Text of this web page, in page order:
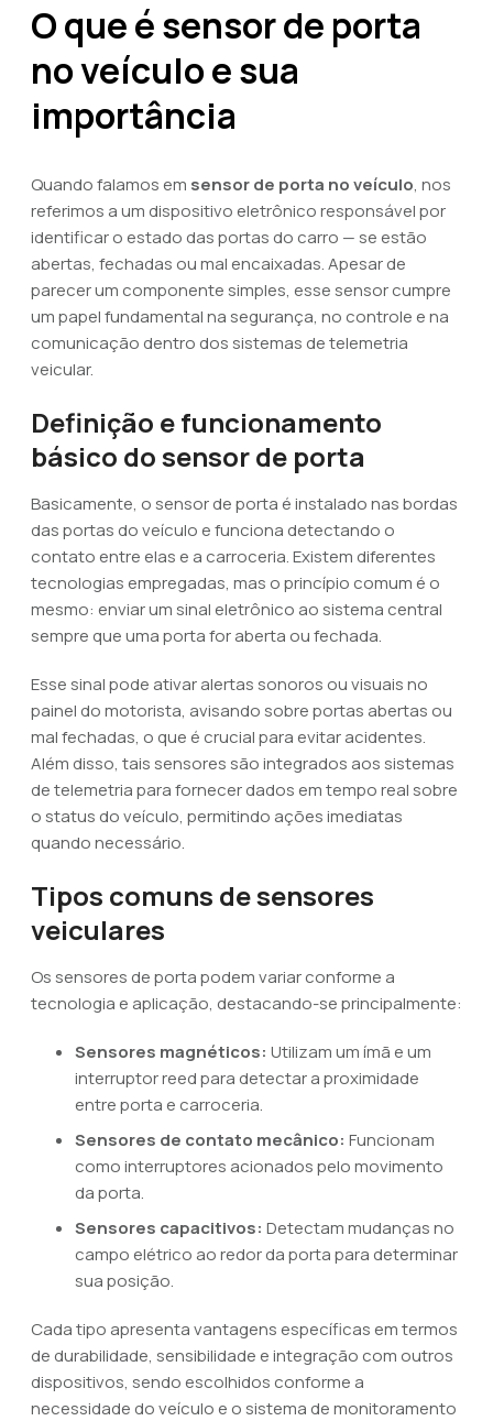
O que é sensor de porta
no veículo e sua
importância
Quando falamos em sensor de porta no veículo, nos
referimos a um dispositivo eletrônico responsável por
identificar o estado das portas do carro — se estão
abertas, fechadas ou mal encaixadas. Apesar de
parecer um componente simples, esse sensor cumpre
um papel fundamental na segurança, no controle e na
comunicação dentro dos sistemas de telemetria
veicular.
Definição e funcionamento
básico do sensor de porta
Basicamente, o sensor de porta é instalado nas bordas
das portas do veículo e funciona detectando o
contato entre elas e a carroceria. Existem diferentes
tecnologias empregadas, mas o princípio comum é o
mesmo: enviar um sinal eletrônico ao sistema central
sempre que uma porta for aberta ou fechada.
Esse sinal pode ativar alertas sonoros ou visuais no
painel do motorista, avisando sobre portas abertas ou
mal fechadas, o que é crucial para evitar acidentes.
Além disso, tais sensores são integrados aos sistemas
de telemetria para fornecer dados em tempo real sobre
o status do veículo, permitindo ações imediatas
quando necessário.
Tipos comuns de sensores
veiculares
Os sensores de porta podem variar conforme a
tecnologia e aplicação, destacando-se principalmente:
Sensores magnéticos: Utilizam um ímã e um
interruptor reed para detectar a proximidade
entre porta e carroceria.
Sensores de contato mecânico: Funcionam
como interruptores acionados pelo movimento
da porta.
Sensores capacitivos: Detectam mudanças no
campo elétrico ao redor da porta para determinar
sua posição.
Cada tipo apresenta vantagens específicas em termos
de durabilidade, sensibilidade e integração com outros
dispositivos, sendo escolhidos conforme a
necessidade do veículo e o sistema de monitoramento